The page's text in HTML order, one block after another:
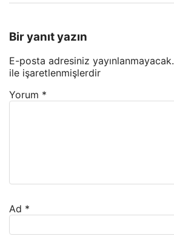
Bir yanıt yazın
E-posta adresiniz yayınlanmayacak.
ile işaretlenmişlerdir
Yorum *
Ad *